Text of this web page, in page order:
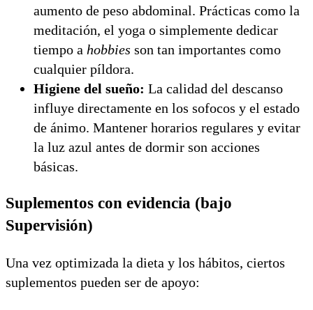
aumento de peso abdominal. Prácticas como la
meditación, el yoga o simplemente dedicar
tiempo a hobbies son tan importantes como
cualquier píldora.
Higiene del sueño: La calidad del descanso
influye directamente en los sofocos y el estado
de ánimo. Mantener horarios regulares y evitar
la luz azul antes de dormir son acciones
básicas.
Suplementos con evidencia (bajo
Supervisión)
Una vez optimizada la dieta y los hábitos, ciertos
suplementos pueden ser de apoyo: